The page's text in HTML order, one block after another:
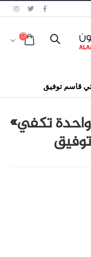
قاسم توفيق
واحدة تكفي»